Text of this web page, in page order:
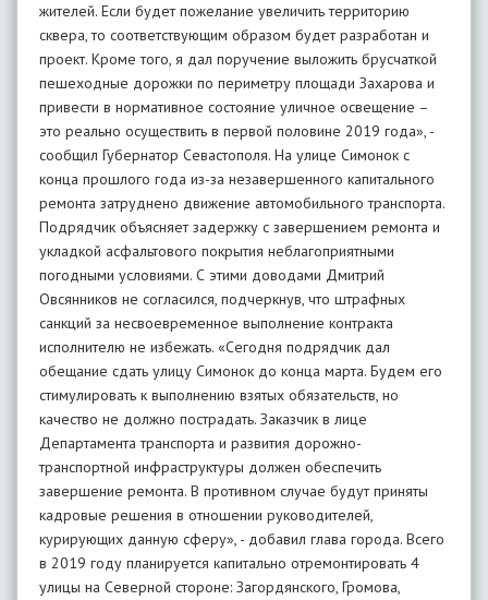
жителей. Если будет пожелание увеличить территорию
сквера, то соответствующим образом будет разработан и
проект. Кроме того, я дал поручение выложить брусчаткой
пешеходные дорожки по периметру площади Захарова и
привести в нормативное состояние уличное освещение –
это реально осуществить в первой половине 2019 года», -
сообщил Губернатор Севастополя. На улице Симонок с
конца прошлого года из-за незавершенного капитального
ремонта затруднено движение автомобильного транспорта.
Подрядчик объясняет задержку с завершением ремонта и
укладкой асфальтового покрытия неблагоприятными
погодными условиями. С этими доводами Дмитрий
Овсянников не согласился, подчеркнув, что штрафных
санкций за несвоевременное выполнение контракта
исполнителю не избежать. «Сегодня подрядчик дал
обещание сдать улицу Симонок до конца марта. Будем его
стимулировать к выполнению взятых обязательств, но
качество не должно пострадать. Заказчик в лице
Департамента транспорта и развития дорожно-
транспортной инфраструктуры должен обеспечить
завершение ремонта. В противном случае будут приняты
кадровые решения в отношении руководителей,
курирующих данную сферу», - добавил глава города. Всего
в 2019 году планируется капитально отремонтировать 4
улицы на Северной стороне: Загордянского, Громова,